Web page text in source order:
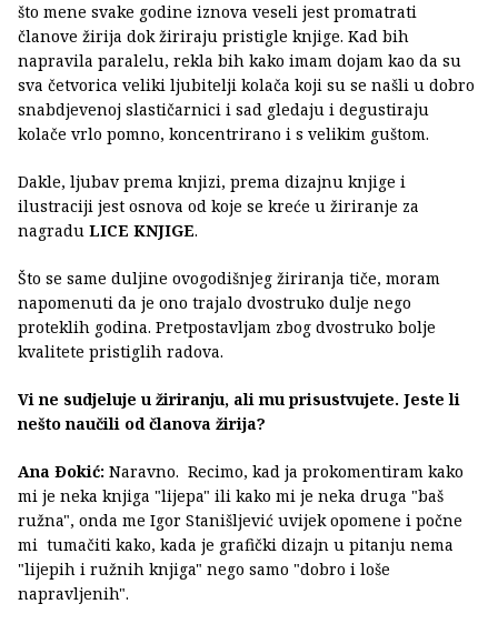
što mene svake godine iznova veseli jest promatrati
članove žirija dok žiriraju pristigle knjige. Kad bih
napravila paralelu, rekla bih kako imam dojam kao da su
sva četvorica veliki ljubitelji kolača koji su se našli u dobro
snabdjevenoj slastičarnici i sad gledaju i degustiraju
kolače vrlo pomno, koncentrirano i s velikim guštom.
Dakle, ljubav prema knjizi, prema dizajnu knjige i
ilustraciji jest osnova od koje se kreće u žiriranje za
nagradu LICE KNJIGE.
Što se same duljine ovogodišnjeg žiriranja tiče, moram
napomenuti da je ono trajalo dvostruko dulje nego
proteklih godina. Pretpostavljam zbog dvostruko bolje
kvalitete pristiglih radova.
Vi ne sudjeluje u žiriranju, ali mu prisustvujete. Jeste li
nešto naučili od članova žirija?
Ana Ðokić: Naravno. Recimo, kad ja prokomentiram kako
mi je neka knjiga "lijepa" ili kako mi je neka druga "baš
ružna", onda me Igor Stanišljević uvijek opomene i počne
mi tumačiti kako, kada je grafički dizajn u pitanju nema
"lijepih i ružnih knjiga" nego samo "dobro i loše
napravljenih".